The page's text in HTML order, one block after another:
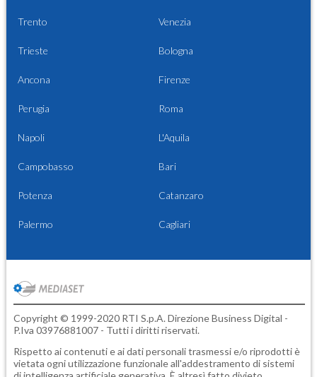
Trento Venezia
Trieste Bologna
Ancona Firenze
Perugia Roma
Napoli L'Aquila
Campobasso Bari
Potenza Catanzaro
Palermo Cagliari
Copyright © 1999-2020 RTI S.p.A. Direzione Business Digital -
P.Iva 03976881007 - Tutti i diritti riservati.
Rispetto ai contenuti e ai dati personali trasmessi e/o riprodotti è
vietata ogni utilizzazione funzionale all'addestramento di sistemi